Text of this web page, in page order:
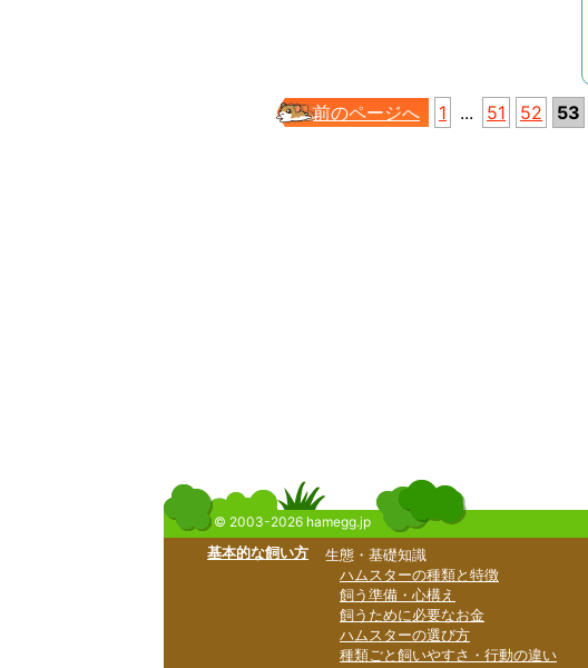
前のページへ 1 ... 51 52 53
© 2003-2026 hamegg.jp
基本的な飼い方
生態・基礎知識
ハムスターの種類と特徴
飼う準備・心構え
飼うために必要なお金
ハムスターの選び方
種類ごと飼いやすさ・行動の違い